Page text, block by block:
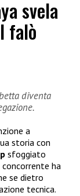
svela
falò
diventa
a
storia con
sfoggiato
ha
se dietro
tecnica.